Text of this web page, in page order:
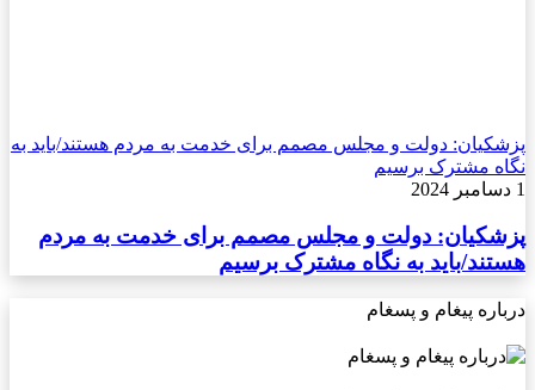
پزشکیان: دولت و مجلس مصمم برای خدمت به مردم هستند/باید به
نگاه مشترک برسیم
1 دسامبر 2024
پزشکیان: دولت و مجلس مصمم برای خدمت به مردم
هستند/باید به نگاه مشترک برسیم
درباره پیغام و پسغام